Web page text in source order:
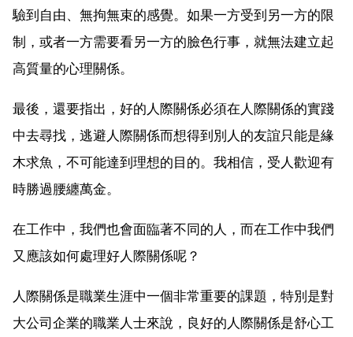
驗到自由、無拘無束的感覺。如果一方受到另一方的限
制，或者一方需要看另一方的臉色行事，就無法建立起
高質量的心理關係。
最後，還要指出，好的人際關係必須在人際關係的實踐
中去尋找，逃避人際關係而想得到別人的友誼只能是緣
木求魚，不可能達到理想的目的。我相信，受人歡迎有
時勝過腰纏萬金。
在工作中，我們也會面臨著不同的人，而在工作中我們
又應該如何處理好人際關係呢？
人際關係是職業生涯中一個非常重要的課題，特別是對
大公司企業的職業人士來說，良好的人際關係是舒心工